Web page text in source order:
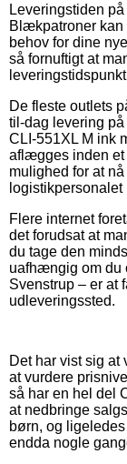
Leveringstiden
Blækpatroner
behov for dine
så fornuftigt at
De fleste outlets
til-dag levering
CLI-551XL M ink
aflægges inden et
mulighed for at
logistikpersonalet
Flere internet
det forudsat at
du tage den
uafhængig om du
Svenstrup – er at
udleveringssted.
Det har vist sig
at vurdere
så har en hel del
at nedbringe
børn, og
endda nogle